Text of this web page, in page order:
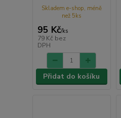
95 Kč/ks
79 Kč bez
DPH
Skladem e-shop, méně
než 5ks
Přidat do košíku